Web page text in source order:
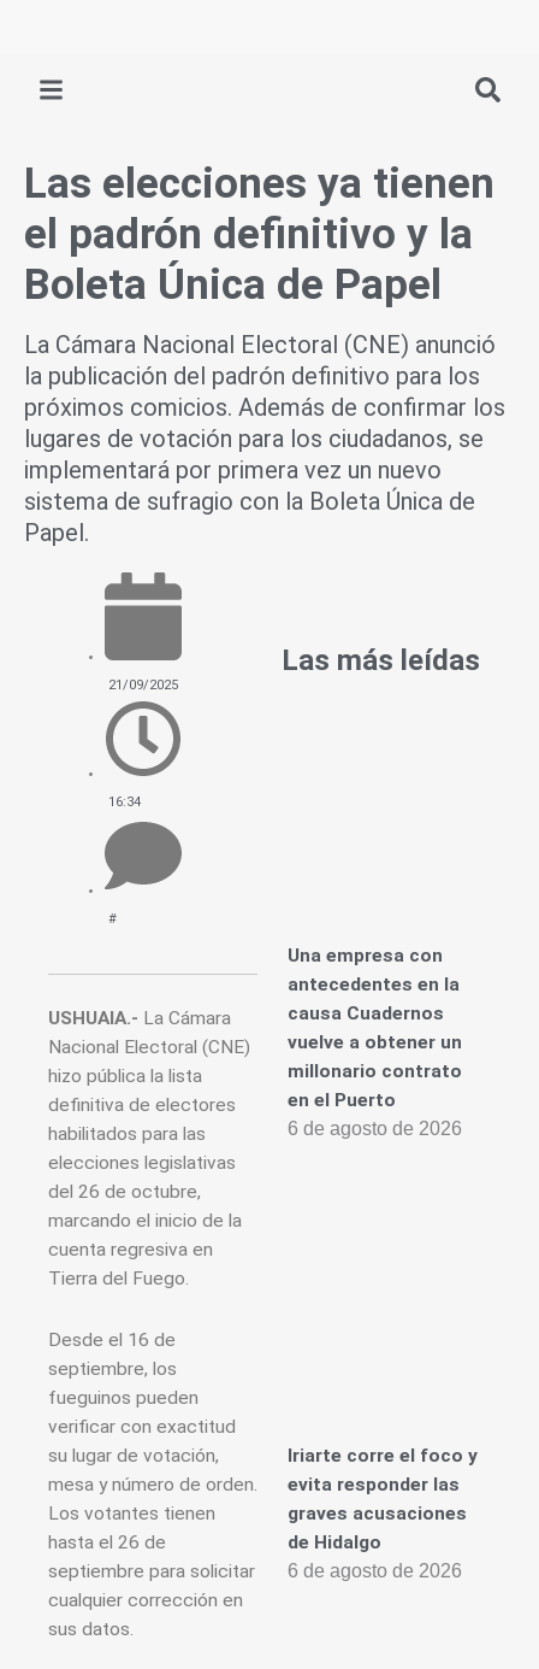
Las elecciones ya tienen
el padrón definitivo y la
Boleta Única de Papel
La Cámara Nacional Electoral (CNE) anunció
la publicación del padrón definitivo para los
próximos comicios. Además de confirmar los
lugares de votación para los ciudadanos, se
implementará por primera vez un nuevo
sistema de sufragio con la Boleta Única de
Papel.
21/09/2025
16:34
#
USHUAIA.- La Cámara
Nacional Electoral (CNE)
hizo pública la lista
definitiva de electores
habilitados para las
elecciones legislativas
del 26 de octubre,
marcando el inicio de la
cuenta regresiva en
Tierra del Fuego.
Desde el 16 de
septiembre, los
fueguinos pueden
verificar con exactitud
su lugar de votación,
mesa y número de orden.
Los votantes tienen
hasta el 26 de
septiembre para solicitar
cualquier corrección en
sus datos.
Las más leídas
Una empresa con
antecedentes en la
causa Cuadernos
vuelve a obtener un
millonario contrato
en el Puerto
6 de agosto de 2026
Iriarte corre el foco y
evita responder las
graves acusaciones
de Hidalgo
6 de agosto de 2026